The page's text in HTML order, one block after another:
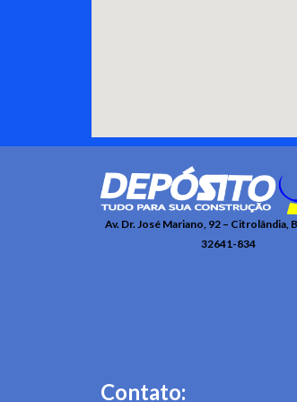
Av. Dr. José Mariano, 92 – Citrolândia,
32641-834
Contato: